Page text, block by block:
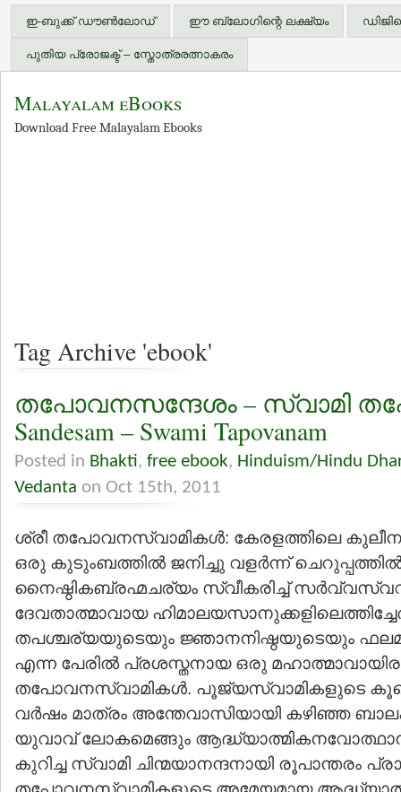
ഇ-ബുക്ക് ഡൗണ്‍ലോഡ് ഈ ബ്ലോഗിന്റെ ലക്ഷ്യം
പുതിയ പ്രോജക്ട് – സ്തോത്രരത്നാകരം
Malayalam eBooks
Download Free Malayalam Ebooks
Tag Archive 'ebook'
തപോവനസന്ദേശം – സ്വാമി
Sandesam – Swami Tapovanam
Posted in Bhakti, free ebook, Hinduism/Hindu
Vedanta on Oct 15th, 2011
ശ്രീ തപോവനസ്വാമികള്‍: കേരളത്തിലെ
ഒരു കുടുംബത്തില്‍ ജനിച്ചു വളര്‍ന്ന്
നൈഷ്ഠികബ്രഹ്മചര്യം സ്വീകരിച്ച്
ദേവതാത്മാവായ
തപശ്ചര്യയുടെയും ജ്ഞാനനിഷ്ഠയുടെയും
എന്ന പേരില്‍ പ്രശസ്തനായ ഒരു
തപോവനസ്വാമികള്‍. പൂജ്യസ്വാമികളുടെ
വര്‍ഷം മാത്രം അന്തേവാസിയായി കഴിഞ്ഞ
യുവാവ് ലോകമെങ്ങും
കുറിച്ച സ്വാമി ചിന്മയാനന്ദനായി രൂപാന്തരം